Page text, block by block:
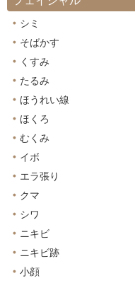
シミ
そばかす
くすみ
たるみ
ほうれい線
ほくろ
むくみ
イボ
エラ張り
クマ
シワ
ニキビ
ニキビ跡
小顔